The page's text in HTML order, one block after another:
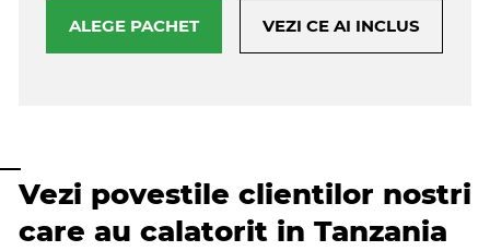
ALEGE PACHET VEZI CE AI INCLUS
Vezi povestile clientilor nostri
care au calatorit in Tanzania